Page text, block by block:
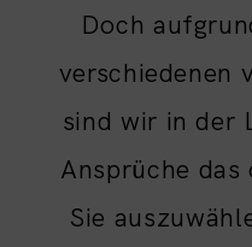
Doch
verschiedenen
sind wir in der
Ansprüche
Sie